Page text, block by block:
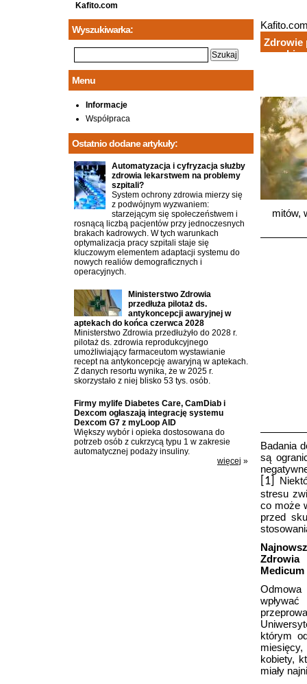
Kafito.com
Zdrowie
mitów,
Badania
są
[1]
stresu
co może
przed
Medicum
którym
kobiety,
miały
Wyszukiwarka:
Menu
Informacje
Współpraca
Ostatnio dodane artykuły:
Automatyzacja i cyfryzacja służby
zdrowia lekarstwem na problemy
szpitali?
System ochrony zdrowia mierzy się
z podwójnym wyzwaniem:
starzejącym się społeczeństwem i
rosnącą liczbą pacjentów przy jednoczesnych
brakach kadrowych. W tych warunkach
optymalizacja pracy szpitali staje się
kluczowym elementem adaptacji systemu do
nowych realiów demograficznych i
operacyjnych.
Ministerstwo Zdrowia
przedłuża pilotaż ds.
antykoncepcji awaryjnej w
aptekach do końca czerwca 2028
Ministerstwo Zdrowia przedłużyło do 2028 r.
pilotaż ds. zdrowia reprodukcyjnego
umożliwiający farmaceutom wystawianie
recept na antykoncepcję awaryjną w aptekach.
Z danych resortu wynika, że w 2025 r.
skorzystało z niej blisko 53 tys. osób.
Firmy mylife Diabetes Care, CamDiab i
Dexcom ogłaszają integrację systemu
Dexcom G7 z myLoop AID
Większy wybór i opieka dostosowana do
potrzeb osób z cukrzycą typu 1 w zakresie
automatycznej podaży insuliny.
więcej »